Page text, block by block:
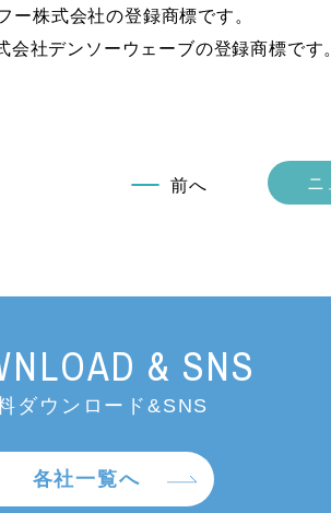
株式会社の登録商標です。
社デンソーウェーブの登録商標です
前へ ニ
& SNS
ダウンロード&SNS
各社一覧へ